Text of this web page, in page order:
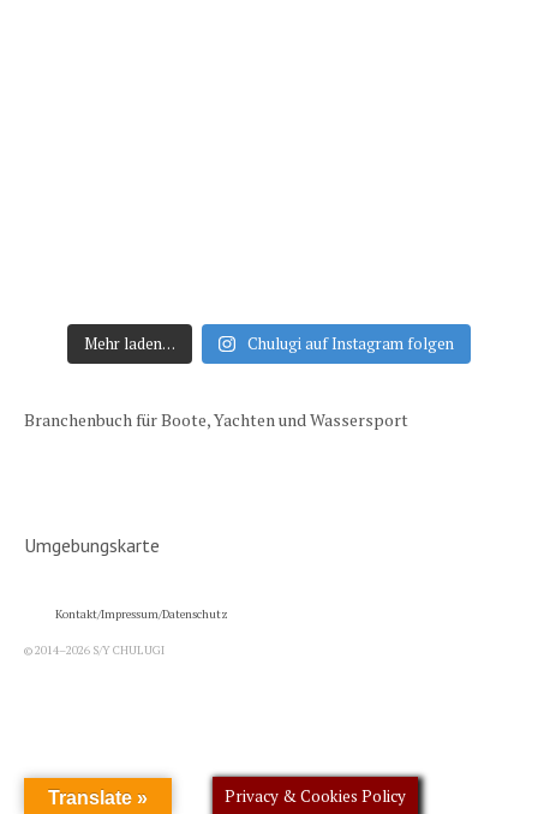
Mehr laden… Chulugi auf Instagram folgen
Branchenbuch für Boote, Yachten und Wassersport
Umgebungskarte
Kontakt/Impressum/Datenschutz
© 2014–2026 S/Y CHULUGI
Privacy & Cookies Policy
Translate »